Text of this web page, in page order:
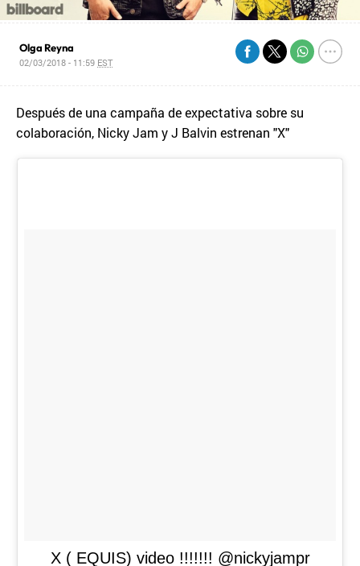
Olga Reyna
02/03/2018 - 11:59 EST
Después de una campaña de expectativa sobre su
colaboración, Nicky Jam y J Balvin estrenan "X"
X ( EQUIS) video !!!!!!! @nickyjampr